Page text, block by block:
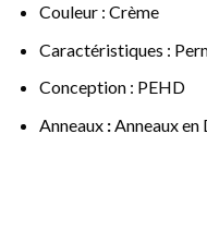
Couleur : Crème
Caractéristiques :
Conception : PEHD
Anneaux:Anneaux en